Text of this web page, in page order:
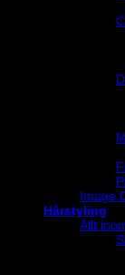
Image
Hårstyling
Allt